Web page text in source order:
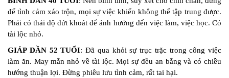
để tình cảm xáo trộn, mọi sự việc khiến không thể tập trung được.
Phải có thái độ dứt khoát để ảnh hưởng đến việc làm, việc học. Có
tài lộc nhỏ.
GIÁP DẦN 52 TUỔI: Đã qua khỏi sự trục trặc trong công việc
làm ăn. May mắn nhỏ về tài lộc. Mọi sự đều an bằng và có chiều
hướng thuận lợi. Đừng phiêu lưu tình cảm, rất tai hại.